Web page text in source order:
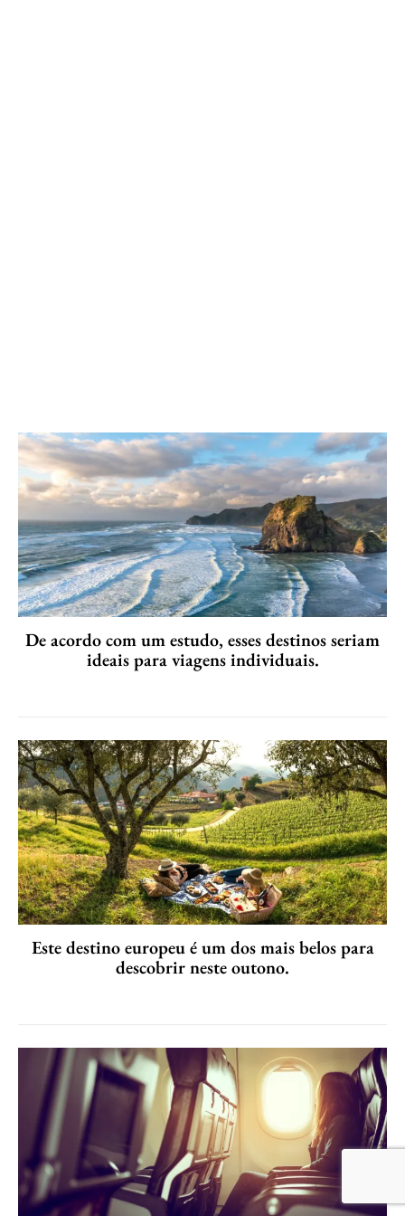
De acordo com um estudo, esses destinos seriam
ideais para viagens individuais.
Este destino europeu é um dos mais belos para
descobrir neste outono.